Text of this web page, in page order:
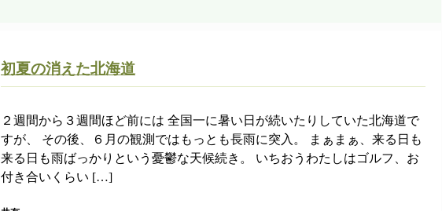
初夏の消えた北海道
２週間から３週間ほど前には 全国一に暑い日が続いたりしていた北海道で
すが、 その後、６月の観測ではもっとも長雨に突入。 まぁまぁ、来る日も
来る日も雨ばっかりという憂鬱な天候続き。 いちおうわたしはゴルフ、お
付き合いくらい […]